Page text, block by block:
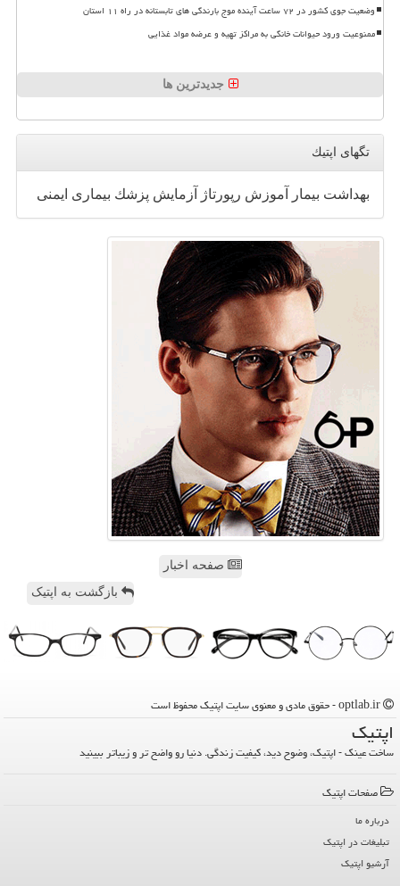
وضعیت جوی کشور در ۷۲ ساعت آینده موج بارندگی های تابستانه در راه ۱۱ استان
ممنوعیت ورود حیوانات خانگی به مراکز تهیه و عرضه مواد غذایی
جدیدترین ها
تگهای اپتیك
بهداشت بیمار آموزش رپورتاژ آزمایش پزشك بیماری ایمنی
صفحه اخبار
بازگشت به اپتیک
اپتیك
ساخت عینک - اپتیک، وضوح دید، کیفیت زندگی. دنیا رو واضح تر و زیباتر ببینید
صفحات اپتیك
درباره ما
تبلیغات در اپتیك
آرشیو اپتیك